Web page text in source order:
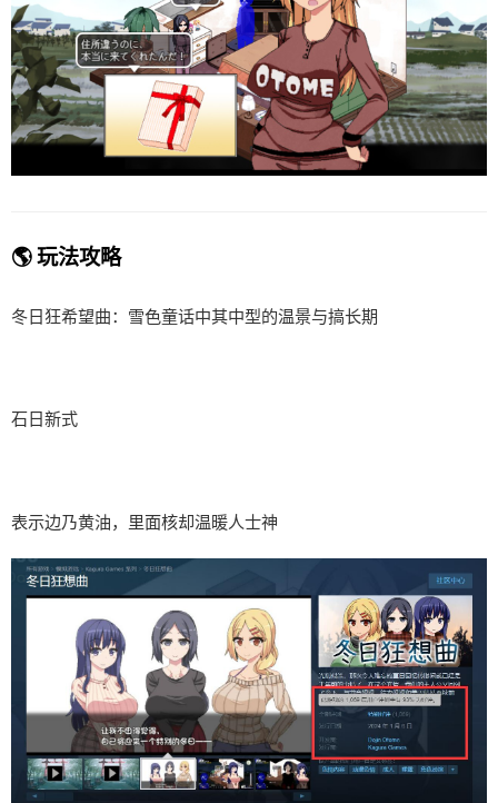
🌎 玩法攻略
冬日狂希望曲：雪色童话中其中型的温景与搞长期
石日新式
表示边乃黄油，里面核却温暖人士神